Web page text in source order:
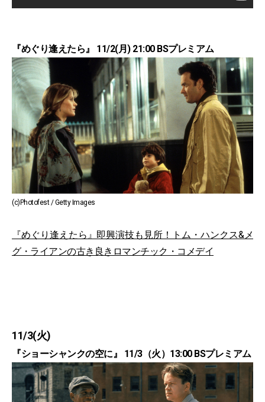
『めぐり逢えたら』 11/2(月) 21:00 BSプレミアム
(c)Photofest / Getty Images
『めぐり逢えたら』即興演技も見所！トム・ハンクス&メ
グ・ライアンの古き良きロマンチック・コメデイ
11/3(火)
『ショーシャンクの空に』 11/3（火）13:00 BSプレミアム